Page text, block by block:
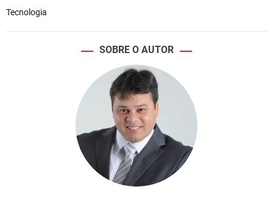
Tecnologia
SOBRE O AUTOR